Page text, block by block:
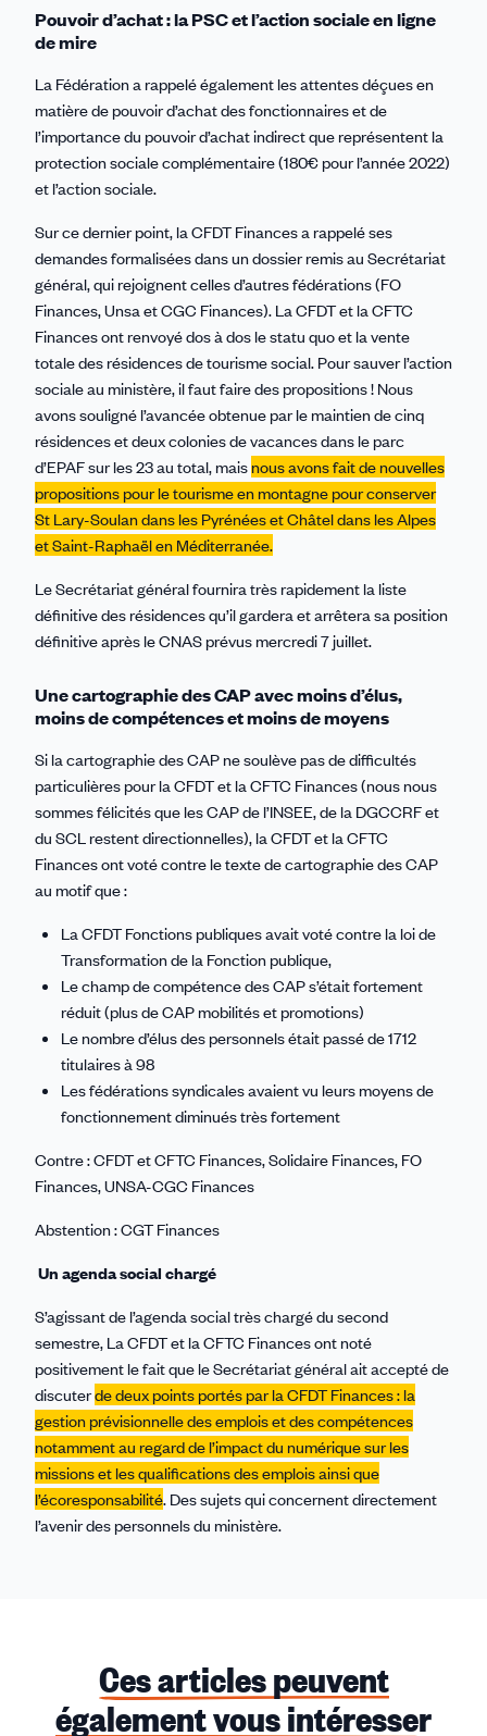
Pouvoir d’achat : la PSC et l’action sociale en ligne
de mire
La Fédération a rappelé également les attentes déçues en
matière de pouvoir d’achat des fonctionnaires et de
l’importance du pouvoir d’achat indirect que représentent la
protection sociale complémentaire (180€ pour l’année 2022)
et l’action sociale.
Sur ce dernier point, la CFDT Finances a rappelé ses
demandes formalisées dans un dossier remis au Secrétariat
général, qui rejoignent celles d’autres fédérations (FO
Finances, Unsa et CGC Finances). La CFDT et la CFTC
Finances ont renvoyé dos à dos le statu quo et la vente
totale des résidences de tourisme social. Pour sauver l’action
sociale au ministère, il faut faire des propositions ! Nous
avons souligné l’avancée obtenue par le maintien de cinq
résidences et deux colonies de vacances dans le parc
d’EPAF sur les 23 au total, mais nous avons fait de nouvelles
propositions pour le tourisme en montagne pour conserver
St Lary-Soulan dans les Pyrénées et Châtel dans les Alpes
et Saint-Raphaël en Méditerranée.
Le Secrétariat général fournira très rapidement la liste
définitive des résidences qu’il gardera et arrêtera sa position
définitive après le CNAS prévus mercredi 7 juillet.
Une cartographie des CAP avec moins d’élus,
moins de compétences et moins de moyens
Si la cartographie des CAP ne soulève pas de difficultés
particulières pour la CFDT et la CFTC Finances (nous nous
sommes félicités que les CAP de l’INSEE, de la DGCCRF et
du SCL restent directionnelles), la CFDT et la CFTC
Finances ont voté contre le texte de cartographie des CAP
au motif que :
La CFDT Fonctions publiques avait voté contre la loi de
Transformation de la Fonction publique,
Le champ de compétence des CAP s’était fortement
réduit (plus de CAP mobilités et promotions)
Le nombre d’élus des personnels était passé de 1712
titulaires à 98
Les fédérations syndicales avaient vu leurs moyens de
fonctionnement diminués très fortement
Contre : CFDT et CFTC Finances, Solidaire Finances, FO
Finances, UNSA-CGC Finances
Abstention : CGT Finances
Un agenda social chargé
S’agissant de l’agenda social très chargé du second
semestre, La CFDT et la CFTC Finances ont noté
positivement le fait que le Secrétariat général ait accepté de
discuterde deux points portés par la CFDT Finances : la
gestion prévisionnelle des emplois et des compétences
notamment au regard de l’impact du numérique sur les
missions et les qualifications des emplois ainsi que
l’écoresponsabilité. Des sujets qui concernent directement
l’avenir des personnels du ministère.
Ces articles peuvent
également vous intéresser